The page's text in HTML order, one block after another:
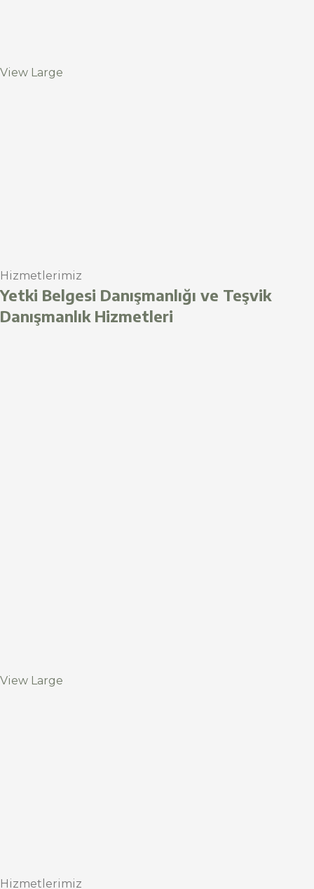
View Large
Hizmetlerimiz
Yetki Belgesi Danışmanlığı ve Teşvik
Danışmanlık Hizmetleri
View Large
Hizmetlerimiz